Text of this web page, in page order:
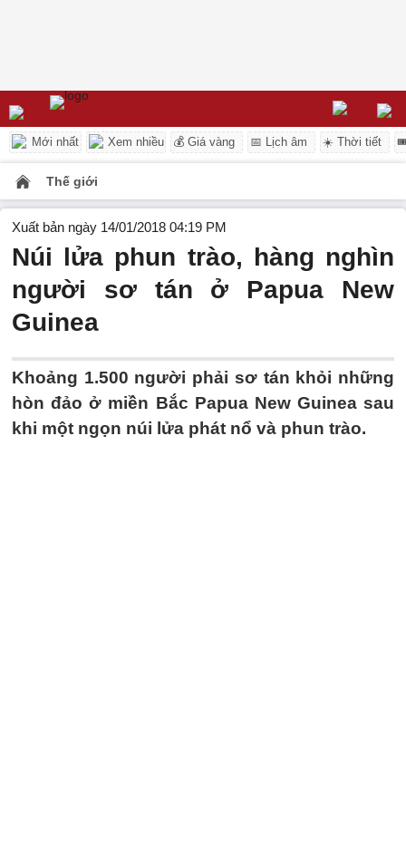
Mới nhất Xem nhiều 💰 Giá vàng 📅 Lịch âm ☀️ Thời tiết
Thế giới
Xuất bản ngày 14/01/2018 04:19 PM
Núi lửa phun trào, hàng nghìn
người sơ tán ở Papua New
Guinea
Khoảng 1.500 người phải sơ tán khỏi những
hòn đảo ở miền Bắc Papua New Guinea sau
khi một ngọn núi lửa phát nổ và phun trào.